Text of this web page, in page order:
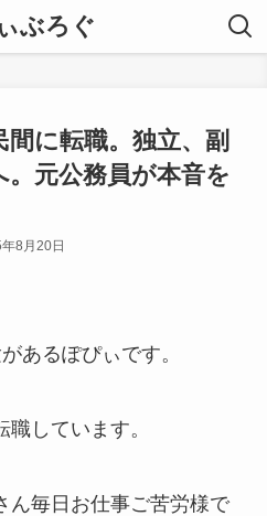
ぶろぐ
に転職。独立、副
。元公務員が本音を
8月20日
あるぽぴぃです。
しています。
ん毎日お仕事ご苦労様で